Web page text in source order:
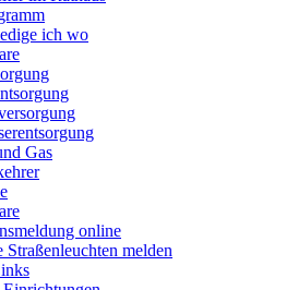
ich wo
Gas
online
Straßenleuchten melden